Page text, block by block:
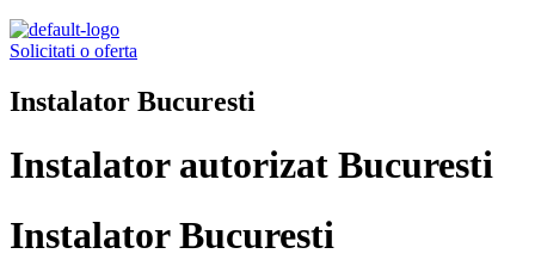
Solicitati o oferta
Instalator Bucuresti
Instalator autorizat Bucuresti
Instalator Bucuresti